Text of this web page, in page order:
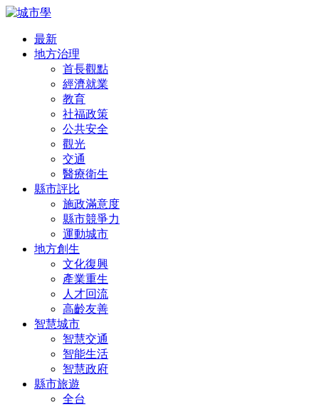
最新
地方治理
首長觀點
經濟就業
教育
社福政策
公共安全
觀光
交通
醫療衛生
縣市評比
施政滿意度
縣市競爭力
運動城市
地方創生
文化復興
產業重生
人才回流
高齡友善
智慧城市
智慧交通
智能生活
智慧政府
縣市旅遊
全台